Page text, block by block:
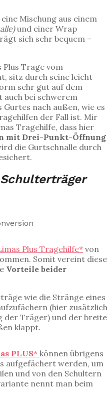
Mischung aus einem
und einer Wrap
sich sehr bequem –
Plus Trage vom
sitz durch seine leicht
sehr gut auf dem
auch bei schwerem
nach außen, wie es
der Fall ist. Mir
Tragehilfe, dass hier
mit Drei-Punkt-Öffnung
die Gurtschnalle durch
Plus Tragehilfe*von
Somit vereint diese
Vorteile beider
wie die Stränge eines
(hier zusätzlich
der Träger) und der breite
klappt.
PLUS* können übrigens
aufgefächert werden, um
und von den Schultern
nennt man beim